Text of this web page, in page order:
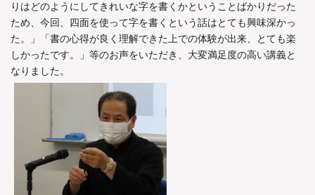
りはどのようにしてきれいな字を書くかということばかりだった
ため、今回、四面を使って字を書くという話はとても興味深かっ
た。」「書の心得が良く理解できた上での体験が出来、とても楽
しかったです。」等のお声をいただき、大変満足度の高い講義と
なりました。